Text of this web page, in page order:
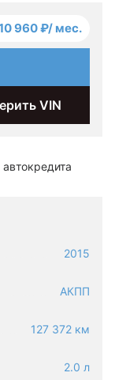
2015
АКПП
127 372 км
2.0 л
960 ₽/ мес.
VIN